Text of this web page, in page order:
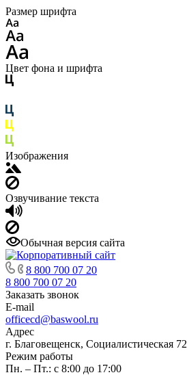
Размер шрифта
Цвет фона и шрифта
Изображения
Озвучивание текста
Обычная версия сайта
8 800 700 07 20
8 800 700 07 20
Заказать звонок
E-mail
officecd@baswool.ru
Адрес
г. Благовещенск, Социалистическая 72
Режим работы
Пн. – Пт.: с 8:00 до 17:00